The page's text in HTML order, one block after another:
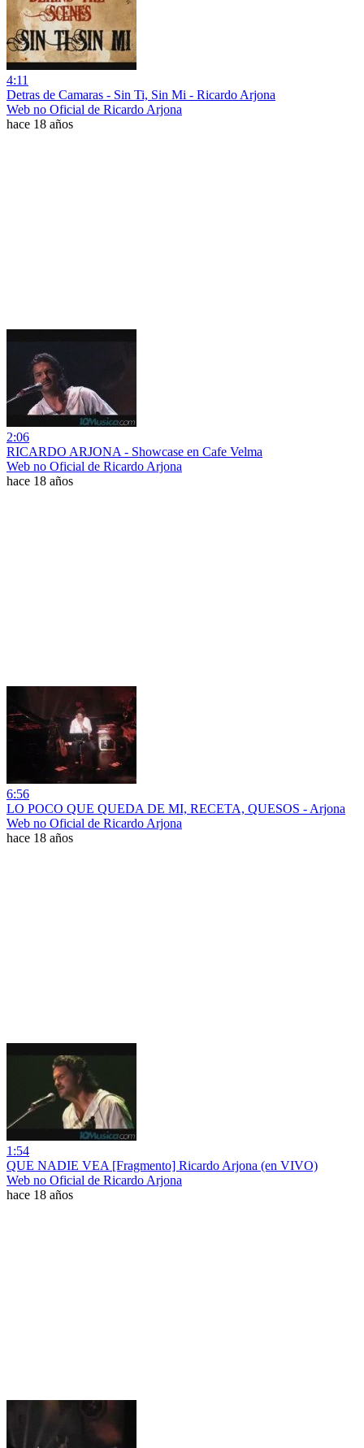
4:11
Detras de Camaras - Sin Ti, Sin Mi - Ricardo Arjona
Web no Oficial de Ricardo Arjona
hace 18 años
2:06
RICARDO ARJONA - Showcase en Cafe Velma
Web no Oficial de Ricardo Arjona
hace 18 años
6:56
LO POCO QUE QUEDA DE MI, RECETA, QUESOS - Arjona
Web no Oficial de Ricardo Arjona
hace 18 años
1:54
QUE NADIE VEA [Fragmento] Ricardo Arjona (en VIVO)
Web no Oficial de Ricardo Arjona
hace 18 años